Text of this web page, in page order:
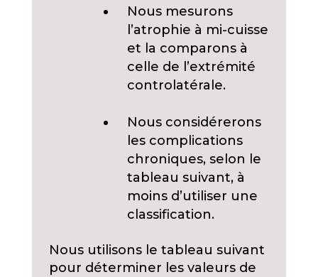
Nous mesurons
l’atrophie à mi-cuisse
et la comparons à
celle de l’extrémité
controlatérale.
Nous considérerons
les complications
chroniques, selon le
tableau suivant, à
moins d’utiliser une
classification.
Nous utilisons le tableau suivant
pour déterminer les valeurs de